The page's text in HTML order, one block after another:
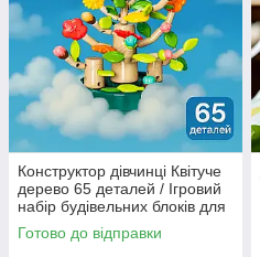
Конструктор дівчинці Квітуче
дерево 65 деталей / Ігровий
набір будівельних блоків для
складання фігурки рослини
Готово до відправки